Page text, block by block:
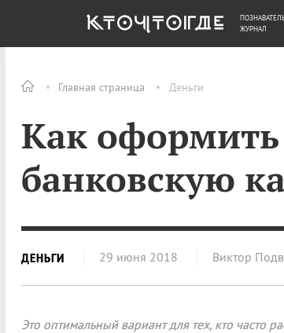
Главная страница Деньги
Как
банковскую
ДЕНЬГИ 29 июня 2018 Виктор
Это оптимальный вариант для тех, кто часто
ОБЩЕСТВО
ЖУРНАЛ